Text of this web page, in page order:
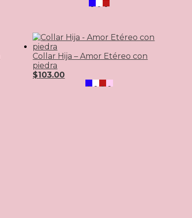
Collar Hija – Amor Etéreo con
piedra
$103.00